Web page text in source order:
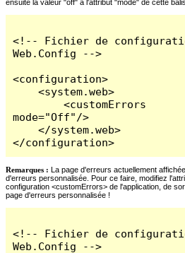
ensuite la valeur "off" à l'attribut "mode" de cette
<!-- Fichier de
Web.Config -->
<configuration>
    <system.web>
        <customErrors
mode="Off"/>
    </system.web>
</configuration>
Remarques : La page d'erreurs actuellement
d'erreurs personnalisée. Pour ce faire, modifiez
configuration <customErrors> de l'application, de
page d'erreurs personnalisée !
<!-- Fichier de
Web.Config -->